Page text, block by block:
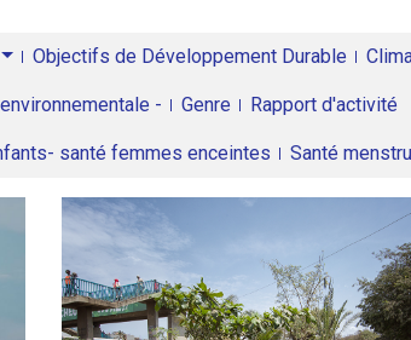
Objectifs de Développement Durable
- Genre Rapport d'activité
santé femmes enceintes Santé